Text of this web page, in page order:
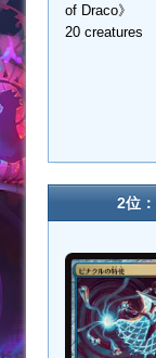
of Draco》
20 creatures
2位